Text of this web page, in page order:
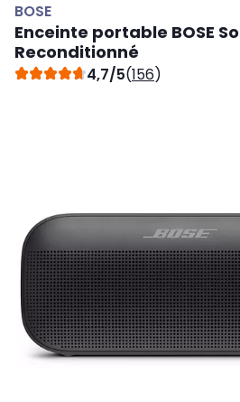
BOSE
Enceinte portable BOSE
Reconditionné
4,7/5(156)